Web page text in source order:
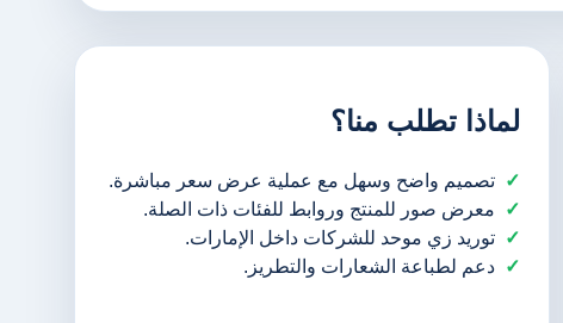
لماذا تطلب منا؟
تصميم واضح وسهل مع عملية عرض سعر مباشرة.
معرض صور للمنتج وروابط للفئات ذات الصلة.
توريد زي موحد للشركات داخل الإمارات.
دعم لطباعة الشعارات والتطريز.